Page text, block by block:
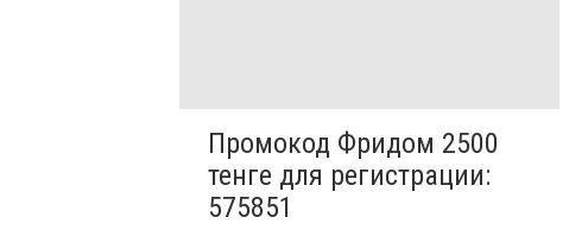
Промокод Фридом 2500
тенге для регистрации:
575851